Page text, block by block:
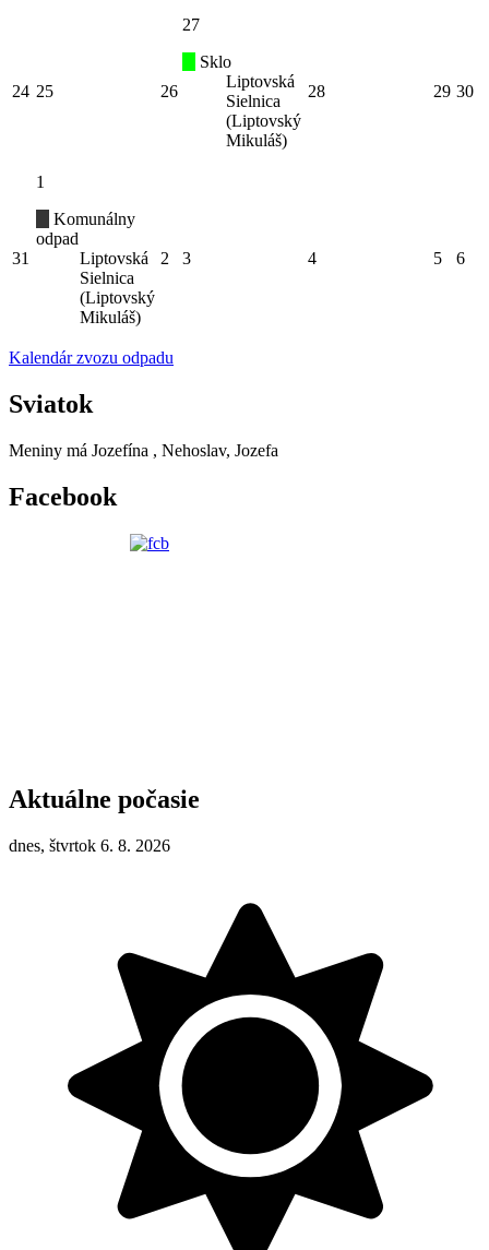
24 25 26
27
Sklo
Liptovská
Sielnica
(Liptovský
Mikuláš)
28 29 30
31
1
Komunálny
odpad
Liptovská
Sielnica
(Liptovský
Mikuláš)
2 3 4 5 6
Kalendár zvozu odpadu
Sviatok
Meniny má Jozefína , Nehoslav, Jozefa
Facebook
Aktuálne počasie
dnes, štvrtok 6. 8. 2026